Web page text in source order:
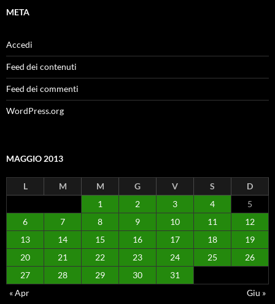
META
Accedi
Feed dei contenuti
Feed dei commenti
WordPress.org
MAGGIO 2013
L M M G V S
D
1
2 3 4
5
6
7 8 9 10 11
12
13
14 15 16 17 18
19
20
21 22 23 24 25
26
27
28 29 30
31
« Apr
Giu »